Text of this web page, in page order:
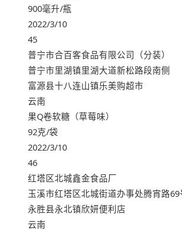
900毫升/瓶
2022/3/10
45
普宁市合百客食品有限公司（分装）
普宁市里湖镇里湖大道新松路段南侧
富源县十八连山镇乐美购超市
云南
果Q卷软糖（草莓味）
92克/袋
2022/3/10
46
红塔区北城鑫金食品厂
玉溪市红塔区北城街道办事处腾宵路69
永胜县永北镇欣妍便利店
云南